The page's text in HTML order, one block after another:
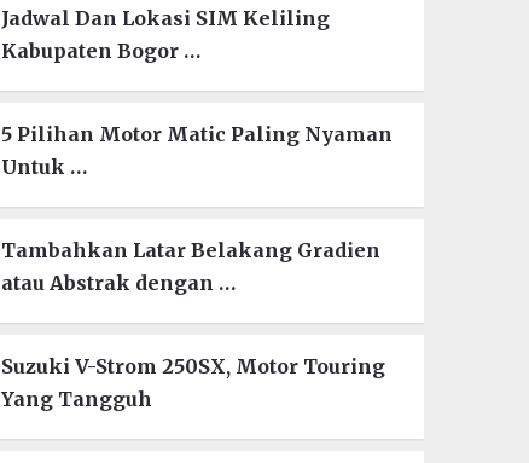
Jadwal Dan Lokasi SIM Keliling
Kabupaten Bogor …
5 Pilihan Motor Matic Paling Nyaman
Untuk …
Tambahkan Latar Belakang Gradien
atau Abstrak dengan …
Suzuki V-Strom 250SX, Motor Touring
Yang Tangguh